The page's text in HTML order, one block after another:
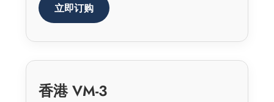
立即订购
香港 VM-3